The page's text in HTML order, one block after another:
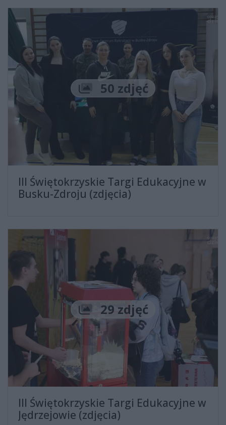
Liczba zdjęć
50 zdjęć
III Świętokrzyskie Targi Edukacyjne w
Busku-Zdroju (zdjęcia)
Liczba zdjęć
29 zdjęć
III Świętokrzyskie Targi Edukacyjne w
Jędrzejowie (zdjęcia)